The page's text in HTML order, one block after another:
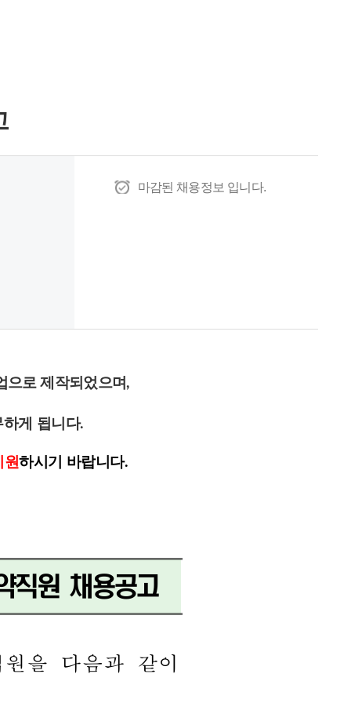
마감된 채용정보 입니다.
으로 제작되었으며,
게 됩니다.
원하시기 바랍니다.